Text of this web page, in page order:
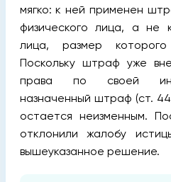
мягко: к ней применен
физического лица, а не
лица, размер
Поскольку штраф уже
права по своей
назначенный штраф (ст.
остается неизменным.
отклонили жалобу
вышеуказанное решение.